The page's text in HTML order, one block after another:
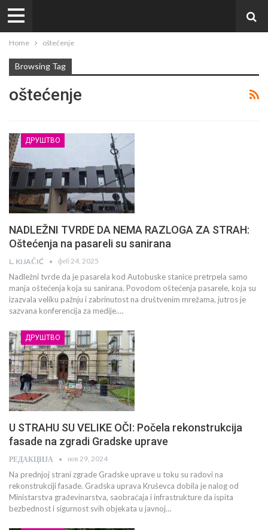
Home oštećenje
Browsing Tag
oštećenje
ДРУШТВО
NADLEŽNI TVRDE DA NEMA RAZLOGA ZA STRAH:
Oštećenja na pasareli su sanirana
L. KIJAČIĆ феб 24, 2025
Nadležni tvrde da je pasarela kod Autobuske stanice pretrpela samo
manja oštećenja koja su sanirana. Povodom oštećenja pasarele, koja su
izazvala veliku pažnju i zabrinutost na društvenim mrežama, jutros je
sazvana konferencija za medije.…
ДРУШТВО
U STRAHU SU VELIKE OČI: Počela rekonstrukcija
fasade na zgradi Gradske uprave
РЕДАКЦИЈА нов 29, 2024
Na prednjoj strani zgrade Gradske uprave u toku su radovi na
rekonstrukciji fasade. Gradska uprava Kruševca dobila je nalog od
Ministarstva građevinarstva, saobraćaja i infrastrukture da ispita
bezbednost i sigurnost svih objekata u javnoj…